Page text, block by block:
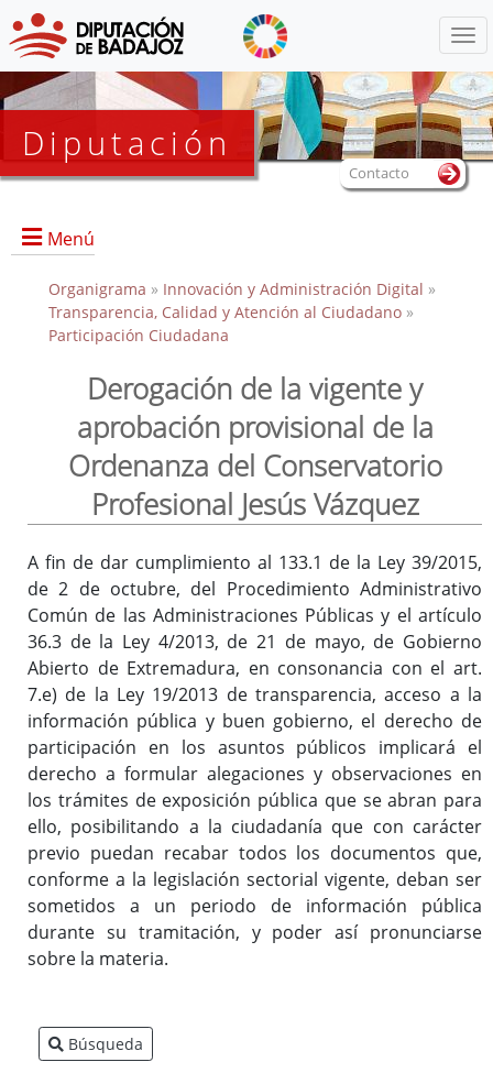
Diputación
Menú
Inicio
Organigrama » Innovación y Administración Digital »
Transparencia, Calidad y Atención al Ciudadano»
Participación Ciudadana
Derogación de la vigente y
aprobación provisional de la
Ordenanza del Conservatorio
Profesional Jesús Vázquez
A fin de dar cumplimiento al 133.1 de la Ley 39/2015,
de 2 de octubre, del Procedimiento Administrativo
Común de las Administraciones Públicas y el artículo
36.3 de la Ley 4/2013, de 21 de mayo, de Gobierno
Abierto de Extremadura, en consonancia con el art.
7.e) de la Ley 19/2013 de transparencia, acceso a la
información pública y buen gobierno, el derecho de
participación en los asuntos públicos implicará el
derecho a formular alegaciones y observaciones en
los trámites de exposición pública que se abran para
ello, posibilitando a la ciudadanía que con carácter
previo puedan recabar todos los documentos que,
conforme a la legislación sectorial vigente, deban ser
sometidos a un periodo de información pública
durante su tramitación, y poder así pronunciarse
sobre la materia.
Búsqueda
Contacto